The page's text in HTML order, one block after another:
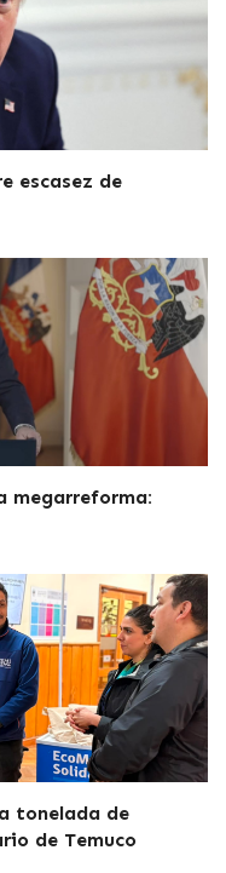
escasez de
megarreforma:
tonelada de
de Temuco